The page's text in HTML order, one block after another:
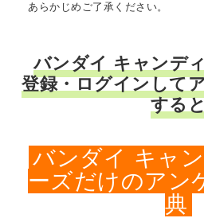
あらかじめご了承ください。
バンダイ キャンデ
登録・ログインして
する
バンダイ キャ
ーズだけのアン
典